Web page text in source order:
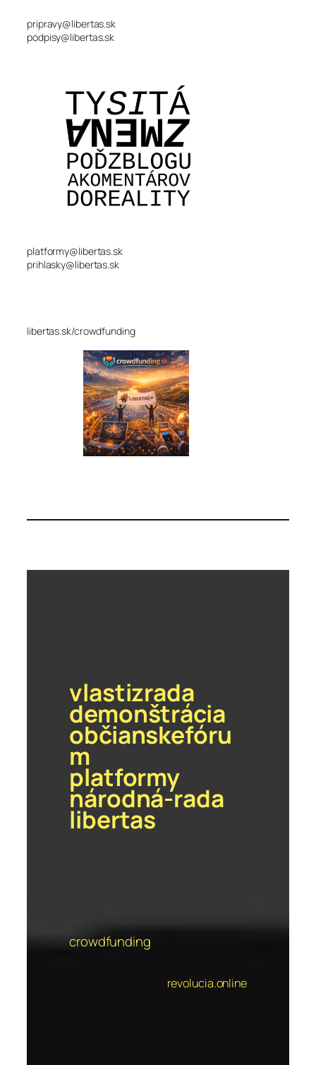
pripravy@libertas.sk
podpisy@libertas.sk
platformy@libertas.sk
prihlasky@libertas.sk
libertas.sk/crowdfunding
vlastizrada
demonštrácia
občianskefóru
m
platformy
národná-rada
libertas
crowdfunding
revolucia.online